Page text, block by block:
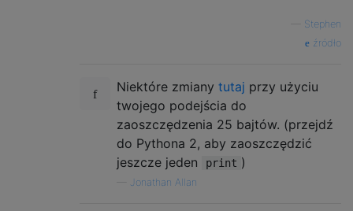
Stephen
źródło
Niektóre zmiany tutaj przy użyciu
twojego podejścia do
zaoszczędzenia 25 bajtów. (przejdź
do Pythona 2, aby zaoszczędzić
jeszcze jeden
print )
Jonathan Allan